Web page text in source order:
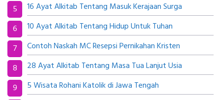
16 Ayat Alkitab Tentang Masuk Kerajaan Surga
10 Ayat Alkitab Tentang Hidup Untuk Tuhan
Contoh Naskah MC Resepsi Pernikahan Kristen
28 Ayat Alkitab Tentang Masa Tua Lanjut Usia
5 Wisata Rohani Katolik di Jawa Tengah